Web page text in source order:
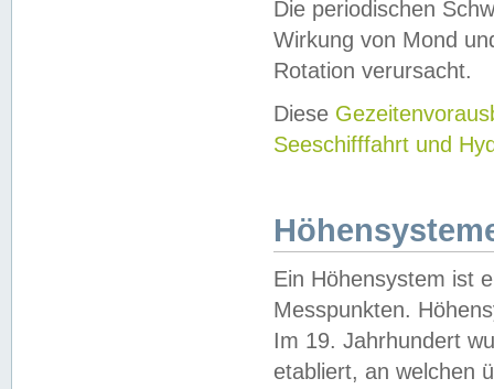
Die periodischen
Wirkung von Mond
Rotation verursacht.
Diese
Seeschifffahrt und
Ein Höhensystem ist
Messpunkten.
Im 19. Jahrhundert
etabliert, an welchen